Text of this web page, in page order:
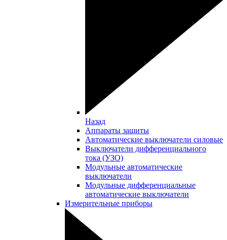
Назад
Аппараты защиты
Автоматические выключатели силовые
Выключатели дифференциального
тока (УЗО)
Модульные автоматические
выключатели
Модульные дифференциальные
автоматические выключатели
Измерительные приборы